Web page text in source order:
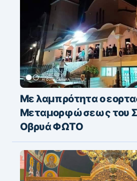
Με λαμπρότητα ο
Μεταμορφώσεως του
Οβρυά ΦΩΤΟ